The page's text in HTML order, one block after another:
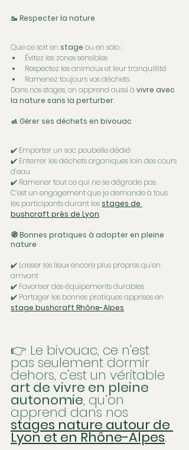
🥾 Respecter la nature
Que ce soit en stage ou en solo :
Évitez les zones sensibles
Respectez les animaux et leur tranquillité
Ramenez toujours vos déchets
Dans nos stages, on apprend aussi à vivre avec
la nature sans la perturber.
🚮 Gérer ses déchets en bivouac
✔️ Emporter un sac poubelle dédié
✔️ Enterrer les déchets organiques loin des cours
d’eau
✔️ Ramener tout ce qui ne se dégrade pas
C’est un engagement que je demande à tous
les participants durant les stages de
bushcraft près de Lyon.
🧭 Bonnes pratiques à adopter en pleine
nature
✔️ Laisser les lieux encore plus propres qu’en
arrivant
✔️ Favoriser des équipements durables
✔️ Partager les bonnes pratiques apprises en
stage bushcraft Rhône-Alpes
👉 Le bivouac, ce n'est
pas seulement dormir
dehors, c'est un véritable
art de vivre en pleine
autonomie, qu’on
apprend dans nos
stages nature autour de
Lyon et en Rhône-Alpes.